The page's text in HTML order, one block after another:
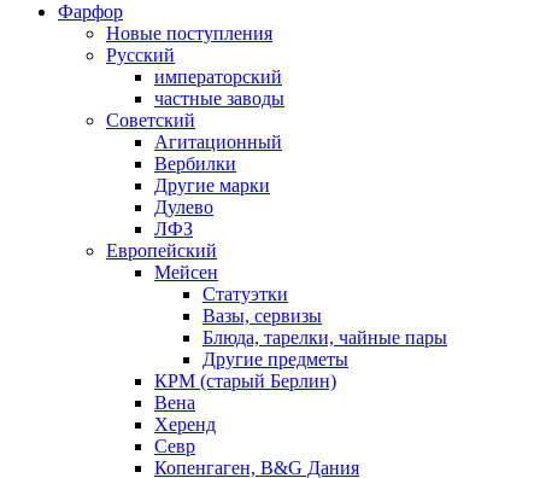
Фарфор
Новые поступления
Русский
императорский
частные заводы
Советский
Агитационный
Вербилки
Другие марки
Дулево
ЛФЗ
Европейский
Мейсен
Статуэтки
Вазы, сервизы
Блюда, тарелки, чайные пары
Другие предметы
КРМ (старый Берлин)
Вена
Херенд
Севр
Копенгаген, B&G Дания